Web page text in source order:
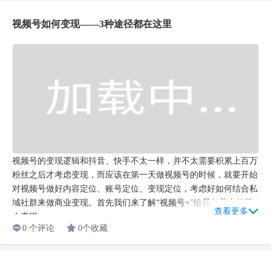
相信很多社群新手在刚刚建立社群的时候，都会遇到这样的问题：
0 个评论
0个收藏
Copyright © 2009-2021 湖南燃灯教育科技有限公司 版权所有
湘ICP备19023095号-1 |
湘公网安备 43011102001830号
联系我们| SEO问答网站地图| SEO文章网站地图